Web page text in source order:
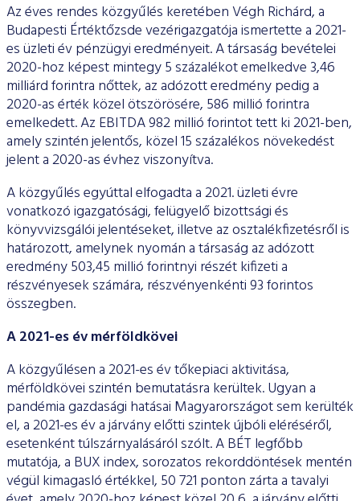
Az éves rendes közgyűlés keretében Végh Richárd, a
Budapesti Értéktőzsde vezérigazgatója ismertette a 2021-
es üzleti év pénzügyi eredményeit. A társaság bevételei
2020-hoz képest mintegy 5 százalékot emelkedve 3,46
milliárd forintra nőttek, az adózott eredmény pedig a
2020-as érték közel ötszörösére, 586 millió forintra
emelkedett. Az EBITDA 982 millió forintot tett ki 2021-ben,
amely szintén jelentős, közel 15 százalékos növekedést
jelent a 2020-as évhez viszonyítva.
A közgyűlés egyúttal elfogadta a 2021. üzleti évre
vonatkozó igazgatósági, felügyelő bizottsági és
könyvvizsgálói jelentéseket, illetve az osztalékfizetésről is
határozott, amelynek nyomán a társaság az adózott
eredmény 503,45 millió forintnyi részét kifizeti a
részvényesek számára, részvényenkénti 93 forintos
összegben.
A 2021-es év mérföldkövei
A közgyűlésen a 2021-es év tőkepiaci aktivitása,
mérföldkövei szintén bemutatásra kerültek. Ugyan a
pandémia gazdasági hatásai Magyarországot sem kerülték
el, a 2021-es év a járvány előtti szintek újbóli eléréséről,
esetenként túlszárnyalásáról szólt. A BÉT legfőbb
mutatója, a BUX index, sorozatos rekorddöntések mentén
végül kimagasló értékkel, 50 721 ponton zárta a tavalyi